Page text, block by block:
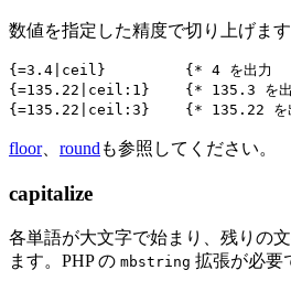
数値を指定した精度で切り上げます
{=3.4|ceil}         {* 4 を出力
{=135.22|ceil:1}    {* 135.3 を
floor、 round も参照してください。
capitalize
各単語が大文字で始まり、残りの
ます。PHP の mbstring 拡張が必要